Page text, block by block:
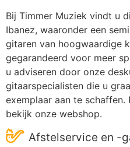
Bij Timmer Muziek vindt u
Ibanez, waaronder een
gitaren van hoogwaardige
gegarandeerd voor meer
u adviseren door onze
gitaarspecialisten die u
exemplaar aan te
bekijk onze webshop.
Afstelservice en -